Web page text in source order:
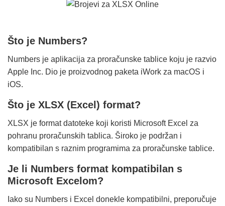
Što je Numbers?
Numbers je aplikacija za proračunske tablice koju je razvio
Apple Inc. Dio je proizvodnog paketa iWork za macOS i
iOS.
Što je XLSX (Excel) format?
XLSX je format datoteke koji koristi Microsoft Excel za
pohranu proračunskih tablica. Široko je podržan i
kompatibilan s raznim programima za proračunske tablice.
Je li Numbers format kompatibilan s
Microsoft Excelom?
Iako su Numbers i Excel donekle kompatibilni, preporučuje